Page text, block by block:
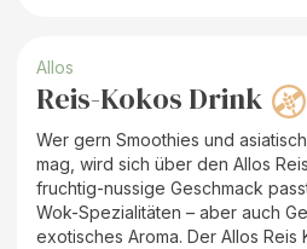
Allos
Reis-Kokos Drink
Wer gern Smoothies und
mag, wird sich über den Allos
fruchtig-nussige Geschmack
Wok-Spezialitäten – aber auch
exotisches Aroma. Der Allos Reis